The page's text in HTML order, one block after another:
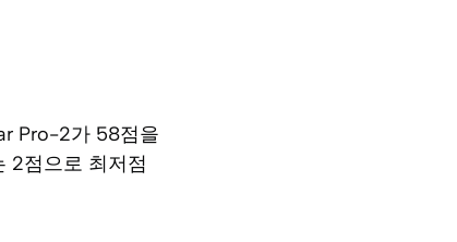
Pro-2가 58점을
2점으로 최저점